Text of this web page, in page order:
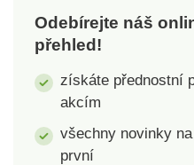
Odebírejte náš
přehled!
získáte přednostní
akcím
všechny novinky
první